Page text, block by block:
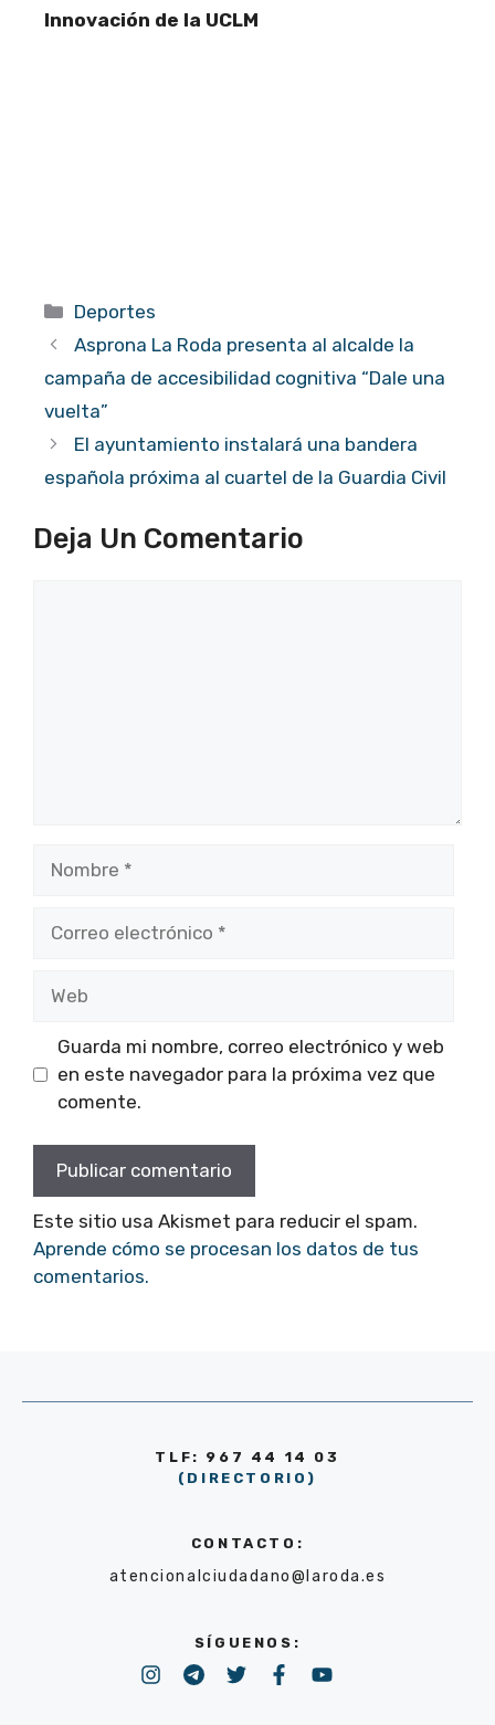
Innovación de la UCLM
Categorías
Deportes
Asprona La Roda presenta al alcalde la
campaña de accesibilidad cognitiva “Dale una
vuelta”
El ayuntamiento instalará una bandera
española próxima al cuartel de la Guardia Civil
Deja Un Comentario
Guarda mi nombre, correo electrónico y web
en este navegador para la próxima vez que
comente.
Este sitio usa Akismet para reducir el spam.
Aprende cómo se procesan los datos de tus
comentarios.
TLF: 967 44 14 03
(DIRECTORIO)
CONTACTO:
atencionalciudadano@laroda.es
SÍGUENOS: